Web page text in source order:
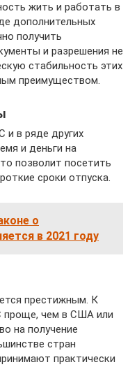
жить и работать в
дополнительных
получить
и разрешения не
стабильность этих
преимуществом.
и в ряде других
и деньги на
позволит посетить
сроки отпуска.
о
в 2021 году
престижным. К
проще, чем в США или
на получение
стран
практически